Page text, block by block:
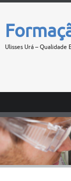
Ulisses Urá –